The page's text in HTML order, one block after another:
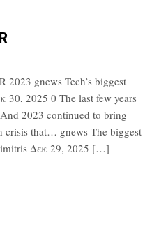
gnews Tech’s biggest
30, 2025 0 The last few years
2023 continued to bring
crisis that… gnews The biggest
Δεκ 29, 2025 […]